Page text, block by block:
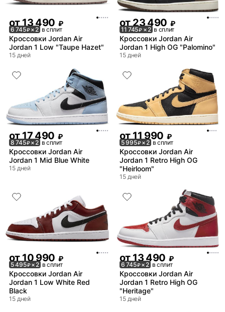
от 13 490 ₽
6 745₽× 2 в сплит
Кроссовки Jordan Air
Jordan 1 Low "Taupe Hazet"
15 дней
от 23 490 ₽
11 745₽ × 2 в сплит
Кроссовки Jordan Air
Jordan 1 High OG "Palomino"
15 дней
от17 490 ₽
8 745₽× 2 в сплит
Кроссовки Jordan Air
Jordan 1 Mid Blue White
15 дней
от11 990 ₽
5 995₽× 2 в сплит
Кроссовки Jordan Air
Jordan 1 Retro High OG
"Heirloom"
15 дней
от10 990 ₽
5 495₽× 2 в сплит
Кроссовки Jordan Air
Jordan 1 Low White Red
Black
15 дней
от13 490 ₽
6 745₽× 2 в сплит
Кроссовки Jordan Air
Jordan 1 Retro High OG
"Heritage"
15 дней